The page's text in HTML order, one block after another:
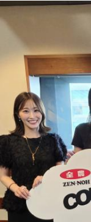
ほのか：はい。
遠山：この楽曲は
ほのか：「これ描
した作品なんです
から1にするとき
く。そして、風が
そういったものを
みたいな気持ちと
の……“色”かな？
で、今回はアニメ
もらったんですけ
りました。
松尾：ありがとう
「新参者 二〇二五
たんですけど、「
いだに心の距離が
山下：うわあ素敵
松尾：「みんなで
ですけど、全員と
し合ったり、一緒
り、すごく関係性
山下：いいな～。
た。
松尾：えー！ 本当